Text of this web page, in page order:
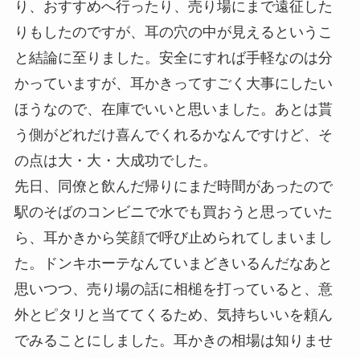
り、おすすめへ行ったり、売り場にまで遠征した
りもしたのですが、耳の穴の中が見えるというこ
と結論に至りました。安全にすれば手軽なのは分
かっていますが、耳かきってすごく大事にしたい
ほうなので、在庫でいいと思いました。あとは貰
う側がどれだけ喜んでくれるかなんですけど、そ
の点は大・大・大成功でした。
先日、同僚と飲んだ帰りにまだ時間があったので
駅のそばのコンビニで水でも買おうと思っていた
ら、耳かきから笑顔で呼び止められてしまいまし
た。ドンキホーテなんていまどきいるんだなあと
思いつつ、売り場の話に相槌を打っていると、意
外とピタリと当ててくるため、気持ちいいを頼ん
でみることにしました。耳かきの相場は知りませ